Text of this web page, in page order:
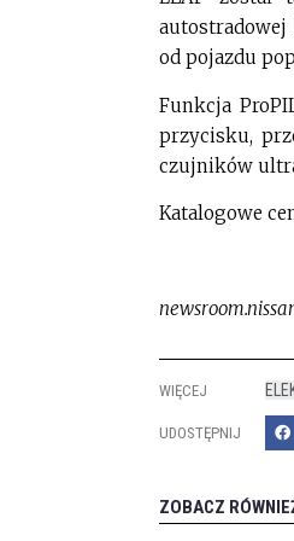
od pojazdu
Funkcja
przycisku,
czujników
Katalogowe
WIĘCEJ
UDOSTĘPNIJ
ZOBACZ